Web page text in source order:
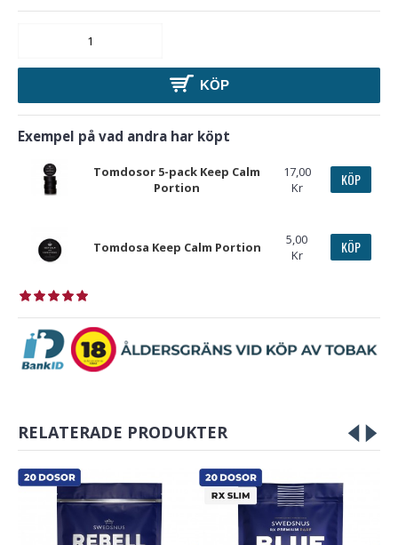
KÖP
Exempel på vad andra har köpt
Tomdosor 5-pack Keep Calm
Portion
17,00
Kr
KÖP
Tomdosa Keep Calm Portion
5,00
Kr
KÖP
RELATERADE PRODUKTER